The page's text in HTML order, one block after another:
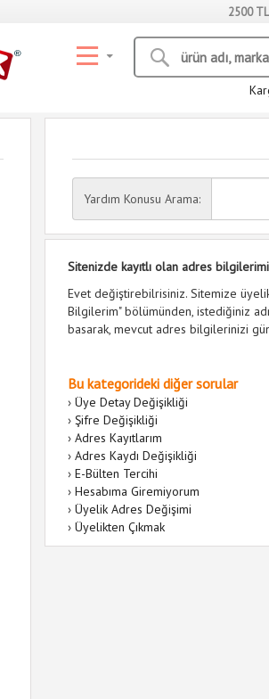
2500 TL
Yardım Konusu Arama:
Sitenizde kayıtlı olan adres
Evet değiştirebilrisiniz. Sitemize
Bilgilerim" bölümünden, istediğiniz
basarak, mevcut adres bilgilerinizi
Bu kategorideki diğer sorular
› Üye Detay Değişikliği
› Şifre Değişikliği
› Adres Kayıtlarım
› Adres Kaydı Değişikliği
› E-Bülten Tercihi
› Hesabıma Giremiyorum
› Üyelik Adres Değişimi
› Üyelikten Çıkmak